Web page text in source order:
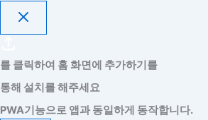
를 클릭하여 홈 화면에 추가하기를
통해 설치를 해주세요
PWA기능으로 앱과 동일하게 동작합니다.